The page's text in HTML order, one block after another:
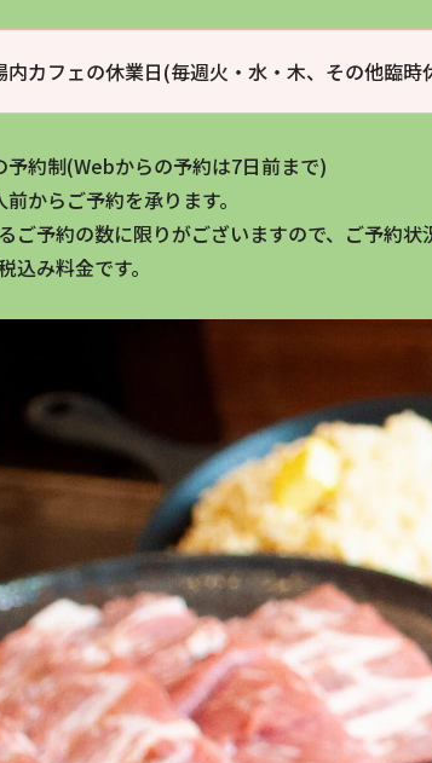
カフェの休業日(毎週火・水・木、その他臨時
約制(Webからの予約は7日前まで)
からご予約を承ります。
ご予約の数に限りがございますので、ご予約状
み料金です。